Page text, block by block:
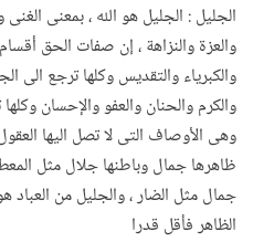
الجليل : الجليل هو الله ، بمعنى
والعزة والنزاهة ، إن صفات الحق
والكبرياء والتقديس وكلها ترجع
والكرم والحنان والعفو والإحسان
وهى الأوصاف التى لا تصل اليها
ظاهرها جمال وباطنها جلال مثل
جمال مثل الضار ، والجليل من
الظاهر فأقل قدرا